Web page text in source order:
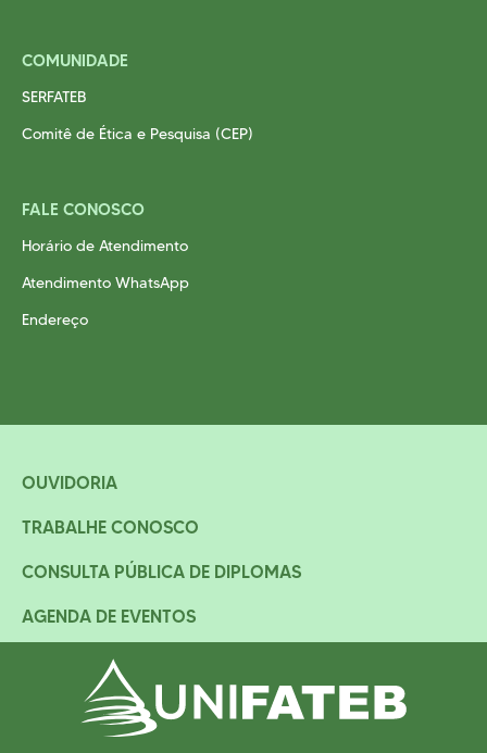
COMUNIDADE
SERFATEB
Comitê de Ética e Pesquisa (CEP)
FALE CONOSCO
Horário de Atendimento
Atendimento WhatsApp
Endereço
OUVIDORIA
TRABALHE CONOSCO
CONSULTA PÚBLICA DE DIPLOMAS
AGENDA DE EVENTOS